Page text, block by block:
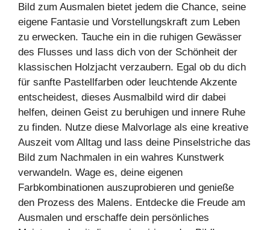
Bild zum Ausmalen bietet jedem die Chance, seine
eigene Fantasie und Vorstellungskraft zum Leben
zu erwecken. Tauche ein in die ruhigen Gewässer
des Flusses und lass dich von der Schönheit der
klassischen Holzjacht verzaubern. Egal ob du dich
für sanfte Pastellfarben oder leuchtende Akzente
entscheidest, dieses Ausmalbild wird dir dabei
helfen, deinen Geist zu beruhigen und innere Ruhe
zu finden. Nutze diese Malvorlage als eine kreative
Auszeit vom Alltag und lass deine Pinselstriche das
Bild zum Nachmalen in ein wahres Kunstwerk
verwandeln. Wage es, deine eigenen
Farbkombinationen auszuprobieren und genieße
den Prozess des Malens. Entdecke die Freude am
Ausmalen und erschaffe dein persönliches